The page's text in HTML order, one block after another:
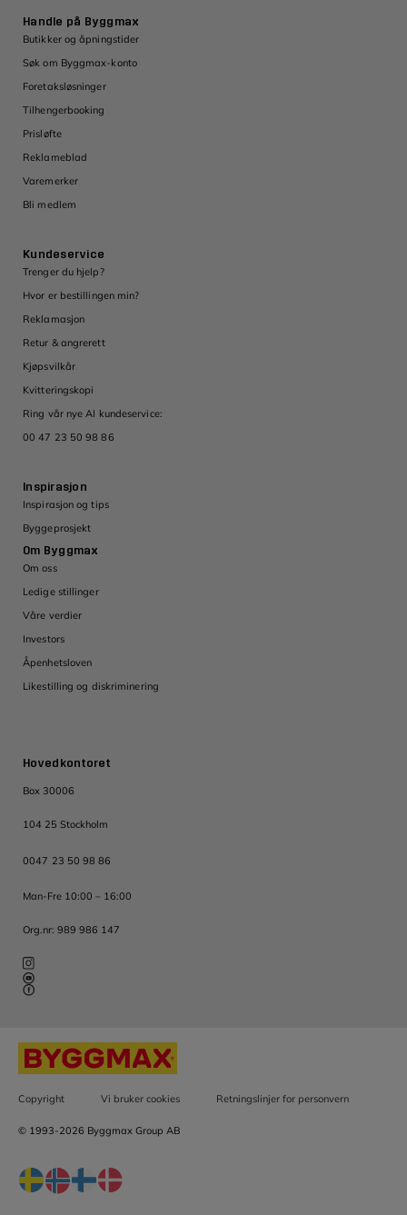
Hovedkontoret
Box 30006
104 25 Stockholm
0047 23 50 98 86
Man-Fre 10:00 – 16:00
Org.nr: 989 986 147
Handle på Byggmax
Butikker og åpningstider
Søk om Byggmax-konto
Foretaksløsninger
Tilhengerbooking
Prisløfte
Reklameblad
Varemerker
Bli medlem
Kundeservice
Trenger du hjelp?
Hvor er bestillingen min?
Reklamasjon
Retur & angrerett
Kjøpsvilkår
Kvitteringskopi
Ring vår nye AI kundeservice:
00 47 23 50 98 86
Inspirasjon
Inspirasjon og tips
Byggeprosjekt
Om Byggmax
Om oss
Ledige stillinger
Våre verdier
Investors
Åpenhetsloven
Likestilling og diskriminering
Copyright Vi bruker cookies Retningslinjer for personvern
© 1993-2026 Byggmax Group AB